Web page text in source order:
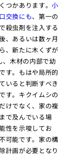
つかあります。小
交換にも、第一の
殺虫剤を注入する
、あるいは数ヶ月
、新たに木くずが
、木材の内部で幼
す。もはや局所的
いると判断すべき
す。キクイムシの
けでなく、家の複
で及んでいる場
性を示唆してお
可能です。家の構
計画が必要となり